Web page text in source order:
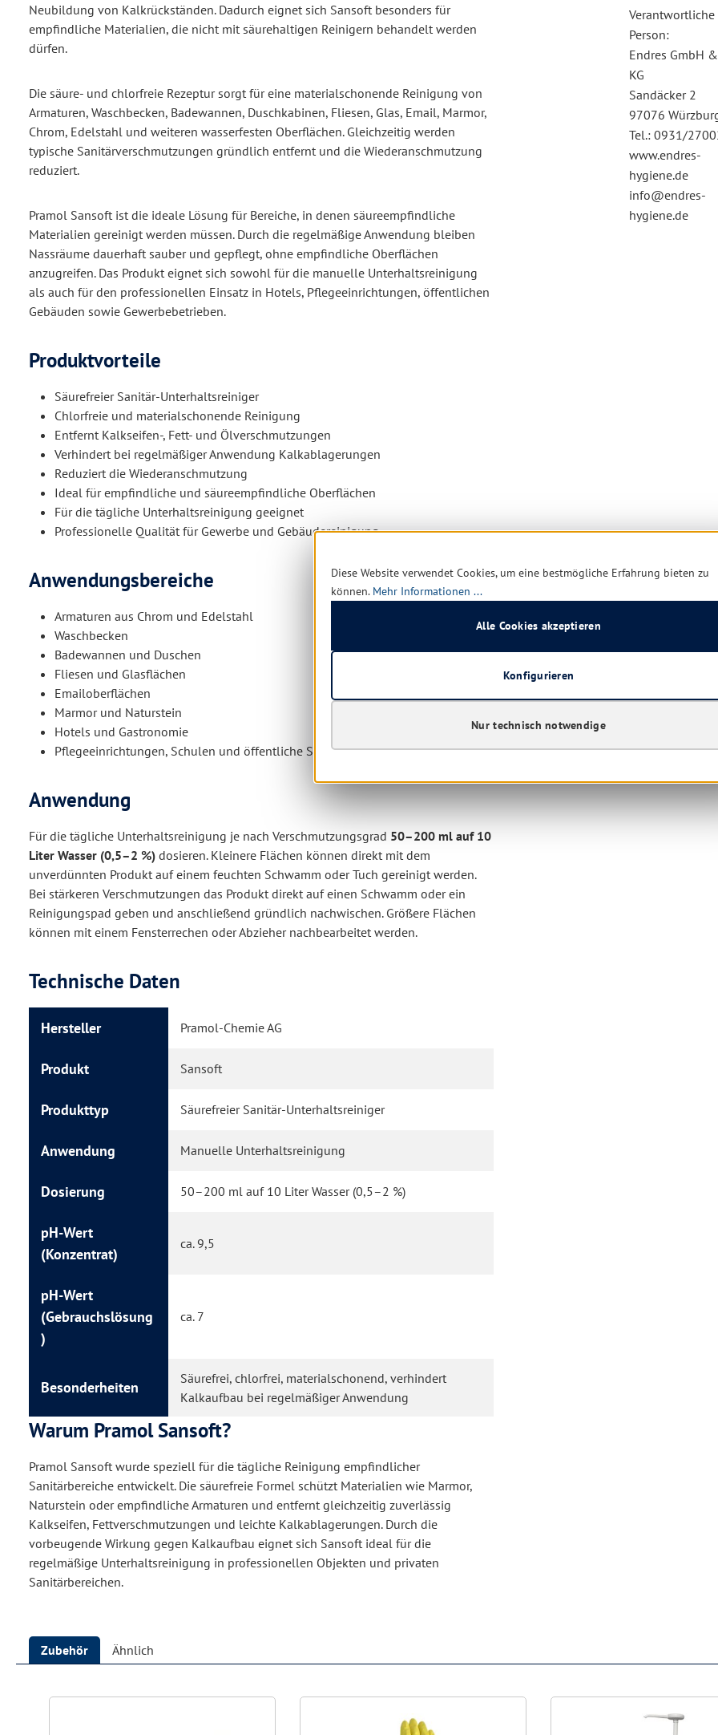
Neubildung von Kalkrückständen. Dadurch eignet sich Sansoft besonders für
empfindliche Materialien, die nicht mit säurehaltigen Reinigern behandelt werden
dürfen.
Die säure- und chlorfreie Rezeptur sorgt für eine materialschonende Reinigung von
Armaturen, Waschbecken, Badewannen, Duschkabinen, Fliesen, Glas, Email, Marmor,
Chrom, Edelstahl und weiteren wasserfesten Oberflächen. Gleichzeitig werden
typische Sanitärverschmutzungen gründlich entfernt und die Wiederanschmutzung
reduziert.
Pramol Sansoft ist die ideale Lösung für Bereiche, in denen säureempfindliche
Materialien gereinigt werden müssen. Durch die regelmäßige Anwendung bleiben
Nassräume dauerhaft sauber und gepflegt, ohne empfindliche Oberflächen
anzugreifen. Das Produkt eignet sich sowohl für die manuelle Unterhaltsreinigung
als auch für den professionellen Einsatz in Hotels, Pflegeeinrichtungen, öffentlichen
Gebäuden sowie Gewerbebetrieben.
Produktvorteile
Säurefreier Sanitär-Unterhaltsreiniger
Chlorfreie und materialschonende Reinigung
Entfernt Kalkseifen-, Fett- und Ölverschmutzungen
Verhindert bei regelmäßiger Anwendung Kalkablagerungen
Reduziert die Wiederanschmutzung
Ideal für empfindliche und säureempfindliche Oberflächen
Für die tägliche Unterhaltsreinigung geeignet
Professionelle Qualität für Gewerbe und Gebäudereinigung
Anwendungsbereiche
Armaturen aus Chrom und Edelstahl
Waschbecken
Badewannen und Duschen
Fliesen und Glasflächen
Emailoberflächen
Marmor und Naturstein
Hotels und Gastronomie
Pflegeeinrichtungen, Schulen und öffentliche Sanitäranlagen
Anwendung
Für die tägliche Unterhaltsreinigung je nach Verschmutzungsgrad 50–200 ml auf 10
Liter Wasser (0,5–2 %) dosieren. Kleinere Flächen können direkt mit dem
unverdünnten Produkt auf einem feuchten Schwamm oder Tuch gereinigt werden.
Bei stärkeren Verschmutzungen das Produkt direkt auf einen Schwamm oder ein
Reinigungspad geben und anschließend gründlich nachwischen. Größere Flächen
können mit einem Fensterrechen oder Abzieher nachbearbeitet werden.
Technische Daten
Hersteller Pramol-Chemie AG
Produkt Sansoft
Produkttyp Säurefreier Sanitär-Unterhaltsreiniger
Anwendung Manuelle Unterhaltsreinigung
Dosierung 50–200 ml auf 10 Liter Wasser (0,5–2 %)
pH-Wert
(Konzentrat)
ca. 9,5
pH-Wert
(Gebrauchslösung
)
ca. 7
Besonderheiten
Säurefrei, chlorfrei, materialschonend, verhindert
Kalkaufbau bei regelmäßiger Anwendung
Warum Pramol Sansoft?
Pramol Sansoft wurde speziell für die tägliche Reinigung empfindlicher
Sanitärbereiche entwickelt. Die säurefreie Formel schützt Materialien wie Marmor,
Naturstein oder empfindliche Armaturen und entfernt gleichzeitig zuverlässig
Kalkseifen, Fettverschmutzungen und leichte Kalkablagerungen. Durch die
vorbeugende Wirkung gegen Kalkaufbau eignet sich Sansoft ideal für die
regelmäßige Unterhaltsreinigung in professionellen Objekten und privaten
Sanitärbereichen.
Verantwortliche
Person:
Endres GmbH
KG
Sandäcker 2
97076
Tel.: 0931/
www.endres-
hygiene.de
info@endres-
hygiene.de
Zubehör Ähnlich
Diese Website verwendet Cookies, um eine bestmögliche Erfahrung bieten zu
können. Mehr Informationen ...
Nur technisch notwendige
Konfigurieren
Alle Cookies akzeptieren